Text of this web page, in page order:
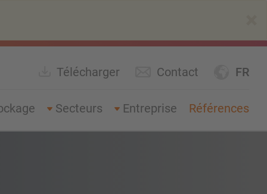
FR
Télécharger Contact
Secteurs Entreprise Références